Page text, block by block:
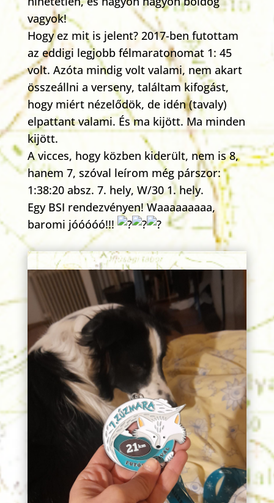
vagyok!
Hogy ez mit is jelent? 2017-ben futottam
az eddigi legjobb félmaratonomat 1: 45
volt. Azóta mindig volt valami, nem akart
összeállni a verseny, találtam kifogást,
hogy miért nézelődök, de idén (tavaly)
elpattant valami. És ma kijött. Ma minden
kijött.
A vicces, hogy közben kiderült, nem is 8,
hanem 7, szóval leírom még párszor:
1:38:20 absz. 7. hely, W/30 1. hely.
Egy BSI rendezvényen! Waaaaaaaaa,
baromi jóóóóó!!!